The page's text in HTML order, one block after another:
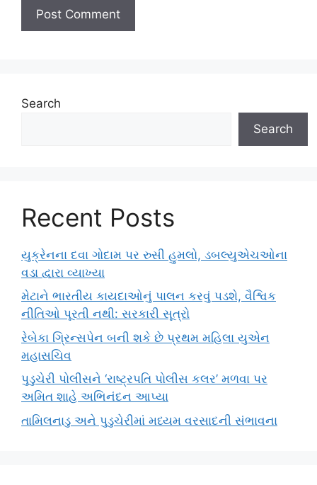
Search
Search
Recent Posts
યુક્રેનના દવા ગોદામ પર રુસી હુમલો, ડબલ્યુએચઓના
વડા દ્વારા વ્યાખ્યા
મેટાને ભારતીય કાયદાઓનું પાલન કરવું પડશે, વૈશ્વિક
નીતિઓ પૂરતી નથી: સરકારી સૂત્રો
રેબેકા ગ્રિન્સપેન બની શકે છે પ્રથમ મહિલા યુએન
મહાસચિવ
પુડુચેરી પોલીસને ‘રાષ્ટ્રપતિ પોલીસ કલર’ મળવા પર
અમિત શાહે અભિનંદન આપ્યા
તામિલનાડુ અને પુડુચેરીમાં મધ્યમ વરસાદની સંભાવના